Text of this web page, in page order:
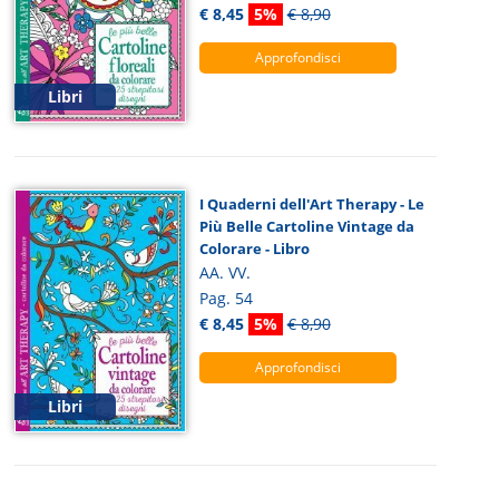
Libri
€ 8,45 5% € 8,90
Approfondisci
Libri
I Quaderni dell'Art Therapy - Le
Più Belle Cartoline Vintage da
Colorare - Libro
AA. VV.
Pag. 54
€ 8,45 5% € 8,90
Approfondisci